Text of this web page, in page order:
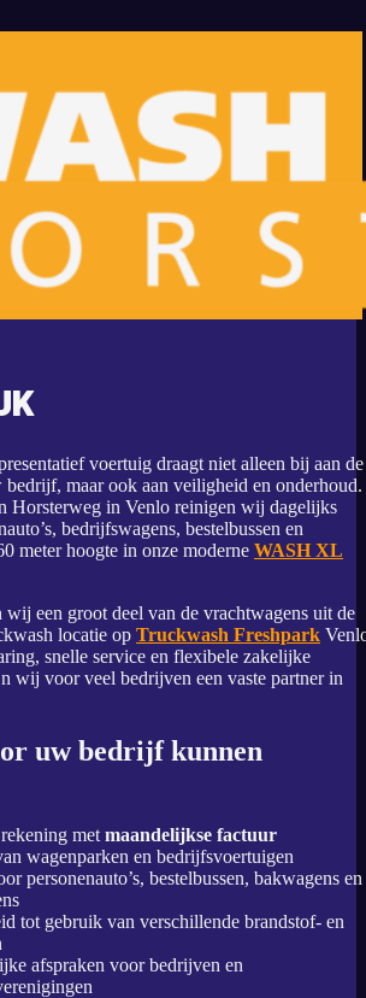
voertuig draagt niet alleen bij aan de
maar ook aan veiligheid en onderhoud.
Horsterweg in Venlo reinigen wij dagelijks
bedrijfswagens, bestelbussen en
meter hoogte in onze moderne WASH XL
wij een groot deel van de vrachtwagens uit de
locatie op Truckwash Freshpark
snelle service en flexibele zakelijke
wij voor veel bedrijven een vaste partner in
uw bedrijf kunnen
met maandelijkse factuur
wagenparken en bedrijfsvoertuigen
personenauto’s, bestelbussen, bakwagens en
tot gebruik van verschillende brandstof- en
afspraken voor bedrijven en